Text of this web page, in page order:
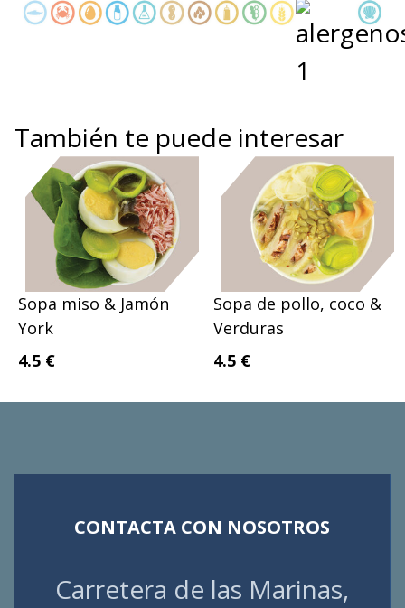
También te puede interesar
Sopa miso & Jamón
York
4.5 €
Sopa de pollo, coco &
Verduras
4.5 €
CONTACTA CON NOSOTROS
Carretera de las Marinas,